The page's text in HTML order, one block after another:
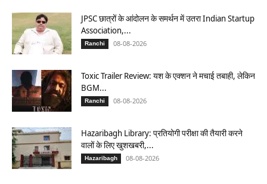
JPSC छात्रों के आंदोलन के समर्थन में उतरा Indian Startup
Association,...
Ranchi 08-08-2026
Toxic Trailer Review: यश के एक्शन ने मचाई तबाही, लेकिन
BGM...
Ranchi 08-08-2026
Hazaribagh Library: प्रतियोगी परीक्षा की तैयारी करने
वालों के लिए खुशखबरी,...
Hazaribagh 08-08-2026